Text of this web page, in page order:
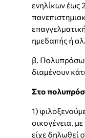
ενηλίκων έως
ημεδαπής ή
β.
διαμένουν
Στο
1)
οικογένεια,
είχε δηλωθεί